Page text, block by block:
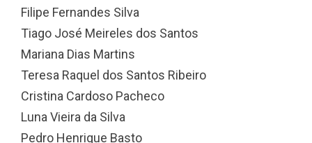
Filipe Fernandes Silva
Tiago José Meireles dos Santos
Mariana Dias Martins
Teresa Raquel dos Santos Ribeiro
Cristina Cardoso Pacheco
Luna Vieira da Silva
Pedro Henrique Basto